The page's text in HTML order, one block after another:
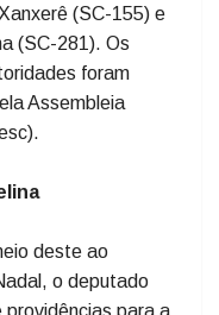
de
em trechos de
a São Miguel do
(SC-155) e
(SC-281). Os
Assembleia